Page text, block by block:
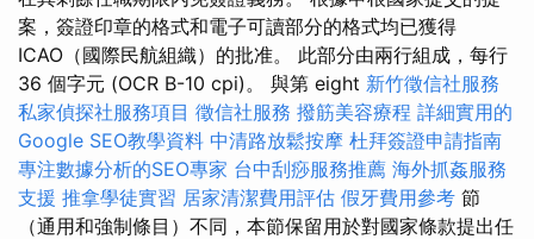
案，簽證印章的格式和電子可讀部分的格式均已獲得
ICAO（國際民航組織）的批准。 此部分由兩行組成，每行
36 個字元 (OCR B-10 cpi)。 與第 eight 新竹徵信社服務
私家偵探社服務項目 徵信社服務 撥筋美容療程 詳細實用的
Google SEO教學資料 中清路放鬆按摩 杜拜簽證申請指南
專注數據分析的SEO專家 台中刮痧服務推薦 海外抓姦服務
支援 推拿學徒實習 居家清潔費用評估 假牙費用參考 節
（通用和強制條目）不同，本節保留用於對國家條款提出任